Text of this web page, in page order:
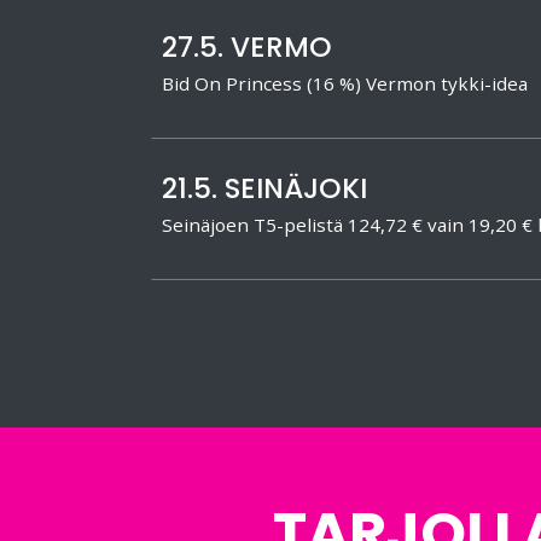
27.5. VERMO
Bid On Princess (16 %) Vermon tykki-idea
21.5. SEINÄJOKI
Seinäjoen T5-pelistä 124,72 € vain 19,20 €